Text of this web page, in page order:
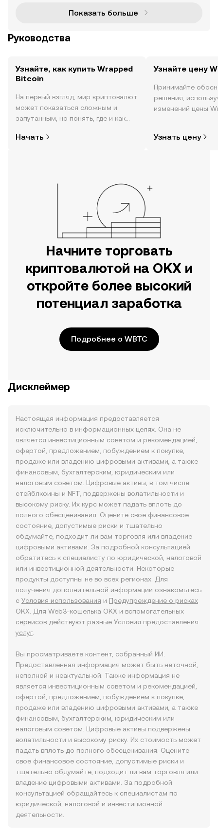
Показать больше
Руководства
Узнайте, как купить Wrapped
Bitcoin
На первый взгляд, мир криптовалют
может показаться сложным и
запутанным, но понять, где и как
так сложно. Начните исследовать
Начать
Узнайте цену
Принимайте
решения,
изменений цены
новости и многое
Узнать цену
Начните торговать
криптовалютой на OKX и
откройте более высокий
потенциал заработка
Подробнее о WBTC
Дисклеймер
Настоящая информация предоставляется
исключительно в информационных целях. Она не
является инвестиционным советом и рекомендацией,
офертой, предложением, побуждением к покупке,
продаже или владению цифровыми активами, а также
финансовым, бухгалтерским, юридическим или
налоговым советом. Цифровые активы, в том числе
стейблкоины и NFT, подвержены волатильности и
высокому риску. Их курс может падать вплоть до
полного обесценивания. Оцените свое финансовое
состояние, допустимые риски и тщательно
обдумайте, подходит ли вам торговля или владение
цифровыми активами. За подробной консультацией
обратитесь к специалисту по юридической, налоговой
или инвестиционной деятельности. Некоторые
продукты доступны не во всех регионах. Для
получения дополнительной информации ознакомьтесь
с Условия использования и Предупреждение о рисках
OKX. Для Web3-кошелька OKX и вспомогательных
сервисов действуют разные Условия предоставления
услуг.
Вы просматриваете контент, собранный ИИ.
Предоставленная информация может быть неточной,
неполной и неактуальной. Также информация не
является инвестиционным советом и рекомендацией,
офертой, предложением, побуждением к покупке,
продаже или владению цифровыми активами, а также
финансовым, бухгалтерским, юридическим или
налоговым советом. Цифровые активы подвержены
волатильности и высокому риску. Их стоимость может
падать вплоть до полного обесценивания. Оцените
свое финансовое состояние, допустимые риски и
тщательно обдумайте, подходит ли вам торговля или
владение цифровыми активами. За подробной
консультацией обращайтесь к специалистам по
юридической, налоговой и инвестиционной
деятельности.